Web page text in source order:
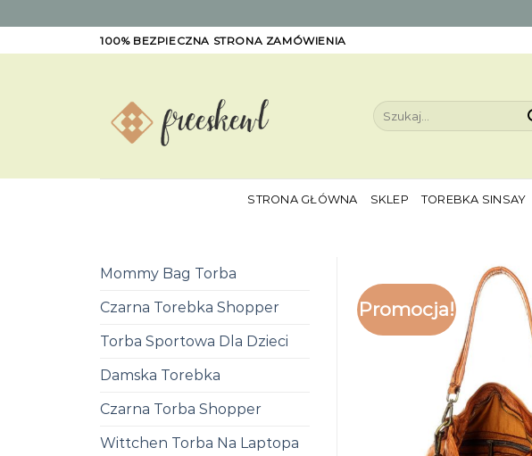
to
100% BEZPIECZNA STRONA ZAMÓWIENIA
Szukaj:
STRONA GŁÓWNA SKLEP TOREBKA SINSAY
Mommy Bag Torba
Czarna Torebka Shopper
Torba Sportowa Dla Dzieci
Damska Torebka
Czarna Torba Shopper
Wittchen Torba Na Laptopa
Promocja!